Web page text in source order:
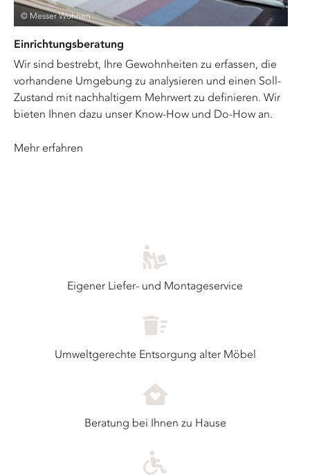
© Messer Wohnen
Einrichtungsberatung
Wir sind bestrebt, Ihre Gewohnheiten zu erfassen, die
vorhandene Umgebung zu analysieren und einen Soll-
Zustand mit nachhaltigem Mehrwert zu definieren. Wir
bieten Ihnen dazu unser Know-How und Do-How an.
Mehr erfahren
Eigener Liefer- und Montageservice
Umweltgerechte Entsorgung alter Möbel
Beratung bei Ihnen zu Hause